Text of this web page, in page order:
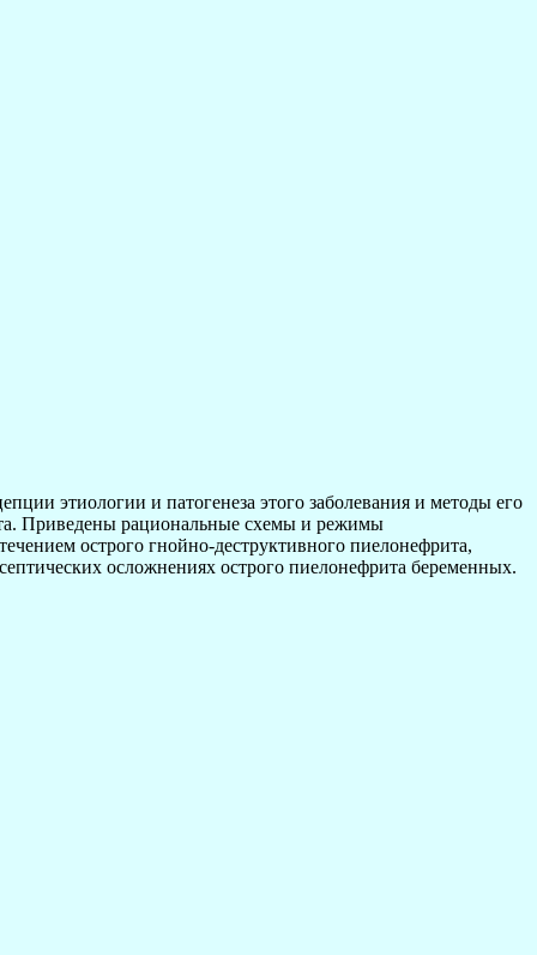
этиологии и патогенеза этого заболевания и методы его
Приведены рациональные схемы и режимы
острого гнойно-деструктивного пиелонефрита,
осложнениях острого пиелонефрита беременных.